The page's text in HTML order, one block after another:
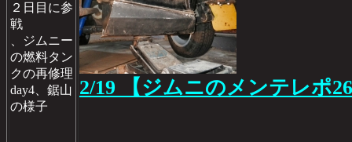
２日目に参
戦
、ジムニー
の燃料タン
クの再修理
day4、鋸山
の様子
2/19 【ジムニのメンテレポ